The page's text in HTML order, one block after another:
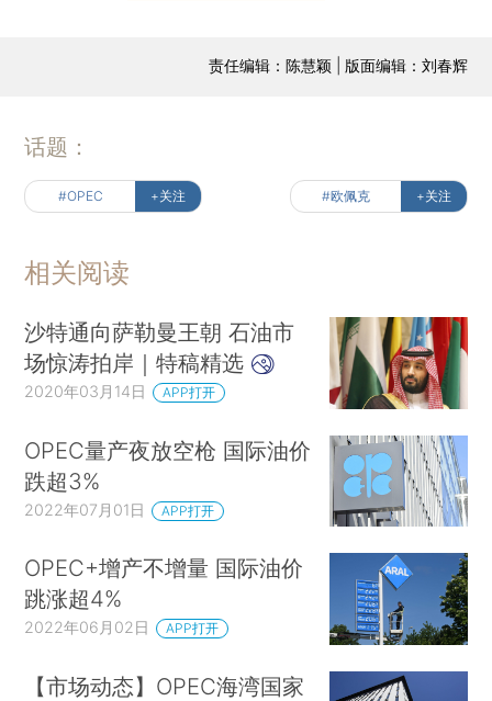
责任编辑：陈慧颖 | 版面编辑：刘春辉
话题：
#OPEC +关注 #欧佩克 +关注
相关阅读
沙特通向萨勒曼王朝 石油市
场惊涛拍岸｜特稿精选
2020年03月14日 APP打开
OPEC量产夜放空枪 国际油价
跌超3%
2022年07月01日 APP打开
OPEC+增产不增量 国际油价
跳涨超4%
2022年06月02日 APP打开
【市场动态】OPEC海湾国家